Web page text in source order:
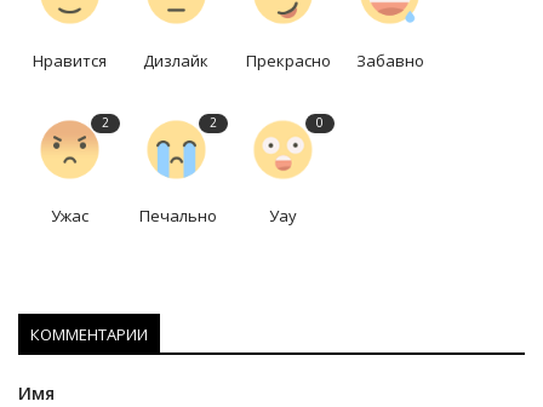
Нравится Дизлайк Прекрасно Забавно
2
Ужас
2
Печально
0
Уау
КОММЕНТАРИИ
Имя